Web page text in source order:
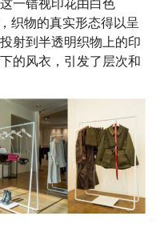
一错视印花由白色
织物的真实形态得以呈
射到半透明织物上的印
的风衣，引发了层次和